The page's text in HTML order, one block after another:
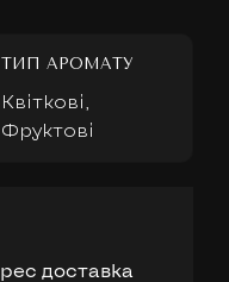
ТИП АРОМАТУ
Квіткові,
Фруктові
доставка